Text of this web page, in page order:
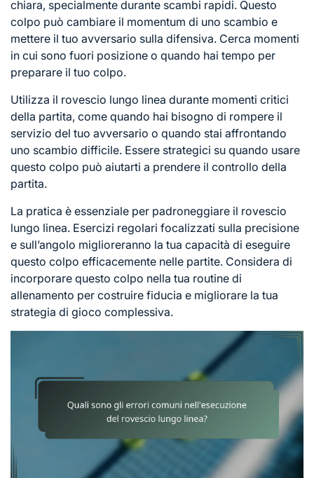
chiara, specialmente durante scambi rapidi. Questo
colpo può cambiare il momentum di uno scambio e
mettere il tuo avversario sulla difensiva. Cerca momenti
in cui sono fuori posizione o quando hai tempo per
preparare il tuo colpo.
Utilizza il rovescio lungo linea durante momenti critici
della partita, come quando hai bisogno di rompere il
servizio del tuo avversario o quando stai affrontando
uno scambio difficile. Essere strategici su quando usare
questo colpo può aiutarti a prendere il controllo della
partita.
La pratica è essenziale per padroneggiare il rovescio
lungo linea. Esercizi regolari focalizzati sulla precisione
e sull’angolo miglioreranno la tua capacità di eseguire
questo colpo efficacemente nelle partite. Considera di
incorporare questo colpo nella tua routine di
allenamento per costruire fiducia e migliorare la tua
strategia di gioco complessiva.